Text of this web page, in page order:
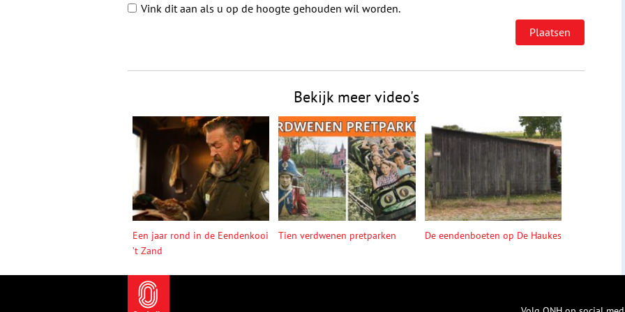
Vink dit aan als u op de hoogte gehouden wil worden.
Bekijk meer video's
Een jaar rond in de Eendenkooi
’t Zand
Tien verdwenen pretparken De eendenboeten op De Haukes